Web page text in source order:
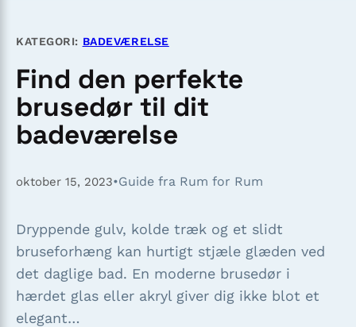
KATEGORI: BADEVÆRELSE
Find den perfekte
brusedør til dit
badeværelse
oktober 15, 2023•Guide fra Rum for Rum
Dryppende gulv, kolde træk og et slidt
bruseforhæng kan hurtigt stjæle glæden ved
det daglige bad. En moderne brusedør i
hærdet glas eller akryl giver dig ikke blot et
elegant…